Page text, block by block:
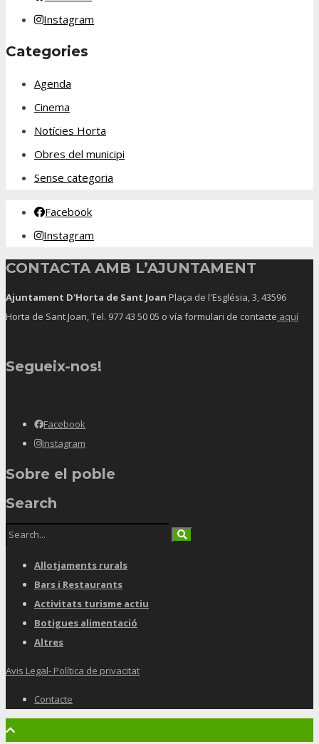
Instagram
Categories
Agenda
Cinema
Notícies Horta
Obres del municipi
Sense categoria
Facebook
Instagram
CONTACTA AMB L’AJUNTAMENT
Ajuntament D'Horta de Sant Joan Plaça de l'Església, 3, 43596
Horta de Sant Joan, Tel. 977 43 50 05 o vía formulari de contacte aquí
Segueix-nos!
Facebook
Instagram
Sobre el poble
Search
Allotjaments rurals
Bars i Restaurants
Activitats turisme actiu
Botigues alimentació
Altres
Avis Legal- Política de privacitat
Contacte